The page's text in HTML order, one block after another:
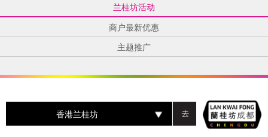
兰桂坊活动
商户最新优惠
主题推广
香港兰桂坊